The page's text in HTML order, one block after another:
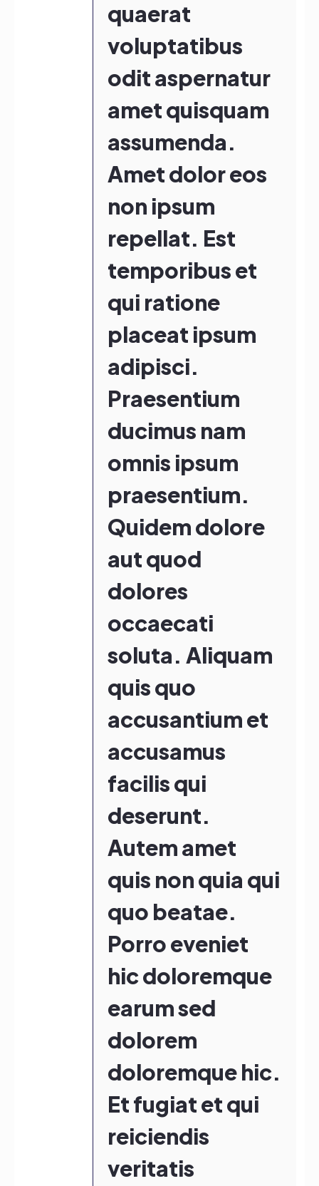
quaerat
voluptatibus
odit aspernatur
amet quisquam
assumenda.
Amet dolor eos
non ipsum
repellat. Est
temporibus et
qui ratione
placeat ipsum
adipisci.
Praesentium
ducimus nam
omnis ipsum
praesentium.
Quidem dolore
aut quod
dolores
occaecati
soluta. Aliquam
quis quo
accusantium et
accusamus
facilis qui
deserunt.
Autem amet
quis non quia qui
quo beatae.
Porro eveniet
hic doloremque
earum sed
dolorem
doloremque hic.
Et fugiat et qui
reiciendis
veritatis